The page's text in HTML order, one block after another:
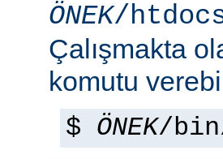
ÖNEK/
Çalışmakta
komutu
$ ÖNEK/